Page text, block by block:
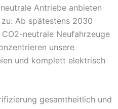
Antriebe anbieten
Ab spätestens 2030
neutrale Neufahrzeuge
unsere
und komplett elektrisch
gesamtheitlich und